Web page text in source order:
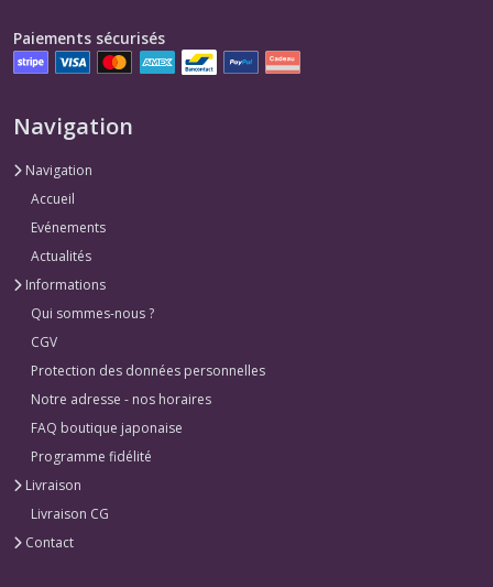
Paiements sécurisés
Navigation
Navigation
Accueil
Evénements
Actualités
Informations
Qui sommes-nous ?
CGV
Protection des données personnelles
Notre adresse - nos horaires
FAQ boutique japonaise
Programme fidélité
Livraison
Livraison CG
Contact